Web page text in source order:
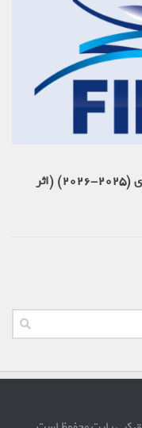
قوانین تکنیکی فدراسیون جهانی شمشیربازی (2025-2026) (اثر